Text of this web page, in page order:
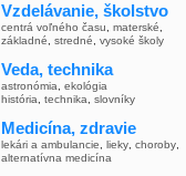
Vzdelávanie, školstvo
centrá voľného času materské
základné
stredné vysoké školy
Veda, technika
astronómia
ekológia
história
technika slovníky
Medicína, zdravie
lekári a ambulancie lieky choroby
alternatívna medicína